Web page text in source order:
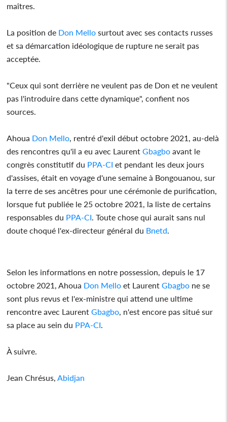
maîtres.
La position de Don Mello surtout avec ses contacts russes
et sa démarcation idéologique de rupture ne serait pas
acceptée.
"Ceux qui sont derrière ne veulent pas de Don et ne veulent
pas l'introduire dans cette dynamique", confient nos
sources.
Ahoua Don Mello, rentré d'exil début octobre 2021, au-delà
des rencontres qu'il a eu avec LaurentGbagbo avant le
congrès constitutif du PPA-CI et pendant les deux jours
d'assises, était en voyage d'une semaine à Bongouanou, sur
la terre de ses ancêtres pour une cérémonie de purification,
lorsque fut publiée le 25 octobre 2021, la liste de certains
responsables du PPA-CI. Toute chose qui aurait sans nul
doute choqué l'ex-directeur général du Bnetd.
Selon les informations en notre possession, depuis le 17
octobre 2021, Ahoua Don Mello et LaurentGbagbo ne se
sont plus revus et l'ex-ministre qui attend une ultime
rencontre avec LaurentGbagbo, n'est encore pas situé sur
sa place au sein du PPA-CI.
À suivre.
Jean Chrésus,Abidjan